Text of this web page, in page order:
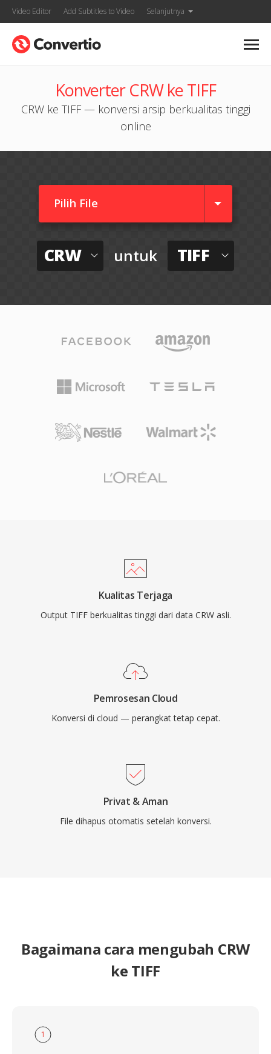
Video Editor Add Subtitles to Video Selanjutnya
Konverter CRW ke TIFF
CRW ke TIFF — konversi arsip berkualitas tinggi
online
Pilih File
CRW untuk TIFF
Kualitas Terjaga
Output TIFF berkualitas tinggi dari data CRW asli.
Pemrosesan Cloud
Konversi di cloud — perangkat tetap cepat.
Privat & Aman
File dihapus otomatis setelah konversi.
Bagaimana cara mengubah CRW
ke TIFF
1